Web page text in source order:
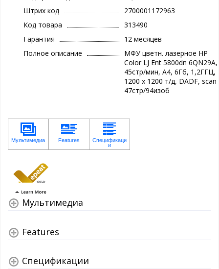
Штрих код
2700001172963
Код товара
313490
Гарантия
12 месяцев
Полное описание
МФУ цветн. лазерное HP
Color LJ Ent 5800dn 6QN29A,
45стр/мин, А4, 6Гб, 1,2ГГЦ,
1200 х 1200 т/д, DADF, scan
47стр/94изоб
Мультимедиа
Features
Спецификации